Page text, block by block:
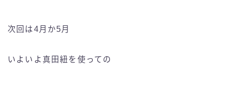
次回は4月か5月
いよいよ真田紐を使っての